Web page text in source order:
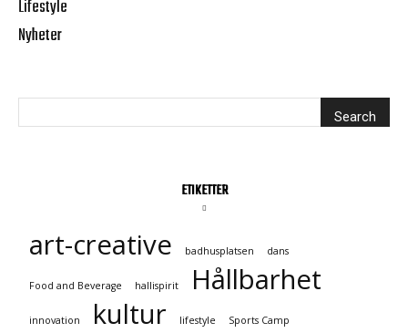
Lifestyle
Nyheter
ETIKETTER
art-creative badhusplatsen dans
Food and Beverage hallispirit Hållbarhet
innovation kultur lifestyle Sports Camp